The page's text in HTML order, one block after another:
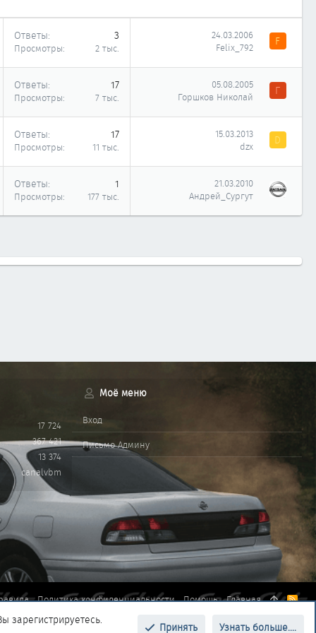
Ответы 3
Просмотры 2 тыс.
24.03.2006
Felix_792
F
Ответы 17
Просмотры 7 тыс.
05.08.2005
Горшков Николай
Г
Ответы 17
Просмотры 11 тыс.
15.03.2013
dzx
D
Ответы 1
Просмотры 177 тыс.
21.03.2010
Андрей_Сургут
17 724
367 421
13 374
canalvbm
Моё меню
Вход
Письмо Админу
Политика конфиденциальности Помощь Главная
R
зарегистрируетесь.
Принять Узнать больше....